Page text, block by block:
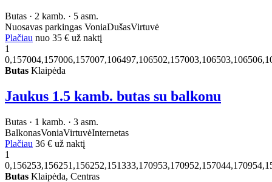
Butas · 2 kamb. · 5 asm.
Nuosavas parkingas VoniaDušasVirtuvė
Plačiau nuo 35 € už naktį
1
Butas Klaipėda
Jaukus 1.5 kamb. butas su balkonu
Butas · 1 kamb. · 3 asm.
BalkonasVoniaVirtuvėInternetas
Plačiau 36 € už naktį
1
Butas Klaipėda, Centras